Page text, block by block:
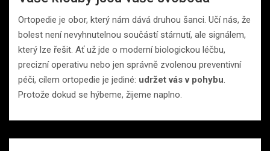
Ortopedie je obor, který nám dává druhou šanci. Učí nás, že
bolest není nevyhnutelnou součástí stárnutí, ale signálem,
který lze řešit. Ať už jde o moderní biologickou léčbu,
precizní operativu nebo jen správně zvolenou preventivní
péči, cílem ortopedie je jediné: udržet vás v pohybu
Protože dokud se hýbeme, žijeme naplno.